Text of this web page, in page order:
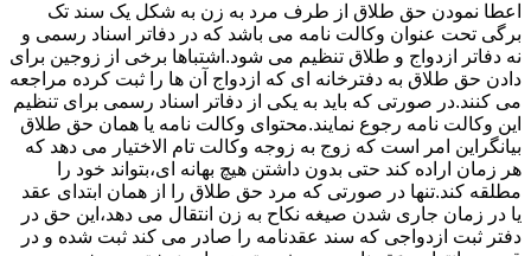
اعطا نمودن حق طلاق از طرف مرد به زن به شکل یک سند تک
برگی تحت عنوان وکالت نامه می باشد که در دفاتر اسناد رسمی و
نه دفاتر ازدواج و طلاق تنظیم می شود.اشتباها برخی از زوجین برای
دادن حق طلاق به دفترخانه ای که ازدواج آن ها را ثبت کرده مراجعه
می کنند.در صورتی که باید به یکی از دفاتر اسناد رسمی برای تنظیم
این وکالت نامه رجوع نمایند.محتوای وکالت نامه یا همان حق طلاق
بیانگراین امر است که زوج به زوجه وکالت تام الاختیار می دهد که
هر زمان اراده کند حتی بدون داشتن هیچ بهانه ای،بتواند خود را
مطلقه کند.تنها در صورتی که مرد حق طلاق را از همان ابتدای عقد
یا در زمان جاری شدن صیغه نکاح به زن انتقال می دهد،این حق در
دفتر ثبت ازدواجی که سند عقدنامه را صادر می کند ثبت شده و در